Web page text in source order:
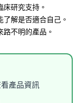
研究支持。
解是否適合自己。
不明的產品。
產品資訊